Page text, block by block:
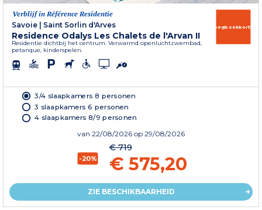
Verblijf in Référence Residentie
Savoie | Saint Sorlin d'Arves
Residence Odalys Les Chalets de l'Arvan II
Residentie dichtbij het centrum. Verwarmd openluchtzwembad,
petanque, kinderspelen.
Vroegboekkorting
3/4 slaapkamers 8 personen
3 slaapkamers 6 personen
4 slaapkamers 8/9 personen
van 22/08/2026 op 29/08/2026
-20%
€ 719
€ 575,20
ZIE BESCHIKBAARHEID